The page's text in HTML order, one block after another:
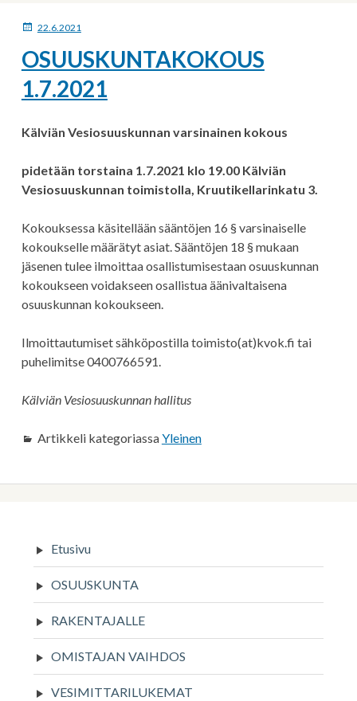
JULKAISTU
22.6.2021
OSUUSKUNTAKOKOUS
1.7.2021
Kälviän Vesiosuuskunnan varsinainen kokous
pidetään torstaina 1.7.2021 klo 19.00 Kälviän
Vesiosuuskunnan toimistolla, Kruutikellarinkatu 3.
Kokouksessa käsitellään sääntöjen 16 § varsinaiselle
kokoukselle määrätyt asiat. Sääntöjen 18 § mukaan
jäsenen tulee ilmoittaa osallistumisestaan osuuskunnan
kokoukseen voidakseen osallistua äänivaltaisena
osuuskunnan kokoukseen.
Ilmoittautumiset sähköpostilla toimisto(at)kvok.fi tai
puhelimitse 0400766591.
Kälviän Vesiosuuskunnan hallitus
Artikkeli kategoriassaYleinen
Etusivu
OSUUSKUNTA
RAKENTAJALLE
OMISTAJAN VAIHDOS
VESIMITTARILUKEMAT